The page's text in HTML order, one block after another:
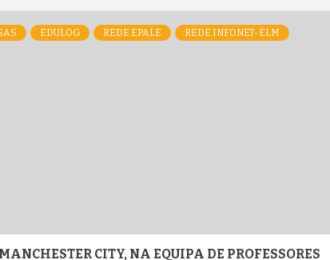
EDULOG REDE EPALE REDE INFONET-ELM
CITY, NA EQUIPA DE PROFESSORES